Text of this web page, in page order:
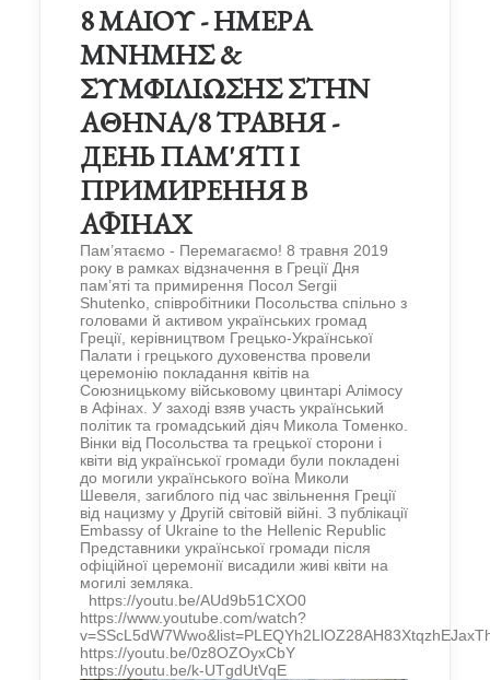
8 ΜΑΙΟΥ - ΗΜΕΡΑ
ΜΝΗΜΗΣ &
ΣΥΜΦΙΛΙΩΣΗΣ ΣΤΗΝ
ΑΘΗΝΑ/8 ТРАВНЯ -
ДЕНЬ ПАМ'ЯТІ І
ПРИМИРЕННЯ В
АФІНАХ
Пам’ятаємо - Перемагаємо! 8 травня 2019
року в рамках відзначення в Греції Дня
пам’яті та примирення Посол Sergii
Shutenko, співробітники Посольства спільно з
головами й активом українських громад
Греції, керівництвом Грецько-Української
Палати і грецького духовенства провели
церемонію покладання квітів на
Союзницькому військовому цвинтарі Алімосу
в Афінах. У заході взяв участь український
політик та громадський діяч Микола Томенко.
Вінки від Посольства та грецької сторони і
квіти від української громади були покладені
до могили українського воїна Миколи
Шевеля, загиблого під час звільнення Греції
від нацизму у Другій світовій війні. З публікації
Embassy of Ukraine to the Hellenic Republic
Представники української громади після
офіційної церемонії висадили живі квіти на
могилі земляка.
https://youtu.be/AUd9b51CXO0
https://www.youtube.com/watch?
https://youtu.be/0z8OZOyxCbY
https://youtu.be/k-UTgdUtVqE